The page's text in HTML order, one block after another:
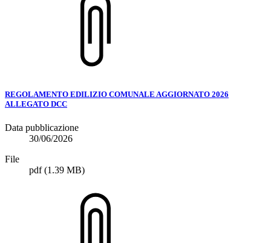
REGOLAMENTO EDILIZIO COMUNALE AGGIORNATO 2026
ALLEGATO DCC
Data pubblicazione
30/06/2026
File
pdf(1.39 MB)